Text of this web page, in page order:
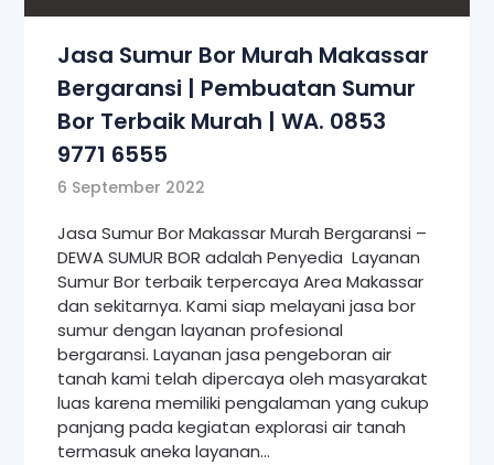
Jasa Sumur Bor Murah Makassar
Bergaransi | Pembuatan Sumur
Bor Terbaik Murah | WA. 0853
9771 6555
6 September 2022
Jasa Sumur Bor Makassar Murah Bergaransi –
DEWA SUMUR BOR adalah Penyedia Layanan
Sumur Bor terbaik terpercaya Area Makassar
dan sekitarnya. Kami siap melayani jasa bor
sumur dengan layanan profesional
bergaransi. Layanan jasa pengeboran air
tanah kami telah dipercaya oleh masyarakat
luas karena memiliki pengalaman yang cukup
panjang pada kegiatan explorasi air tanah
termasuk aneka layanan…